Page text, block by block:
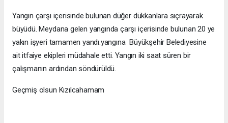
Yangın çarşı içerisinde bulunan düğer dükkanlara sıçrayarak
büyüdü. Meydana gelen yangında çarşı içerisinde bulunan 20 ye
yakın işyeri tamamen yandı.yangına Büyükşehir Belediyesine
ait itfaiye ekipleri müdahale etti. Yangın iki saat süren bir
çalışmanın ardından söndürüldü.
Geçmiş olsun Kızılcahamam